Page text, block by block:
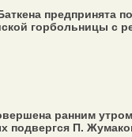
предпринята
горбольницы с
ранним
подвергся П.